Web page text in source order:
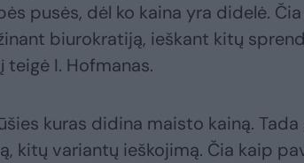
pusės, dėl ko kaina yra didelė.
biurokratiją, ieškant kitų
I. Hofmanas.
kuras didina maisto kainą.
kitų variantų ieškojimą. Čia kaip